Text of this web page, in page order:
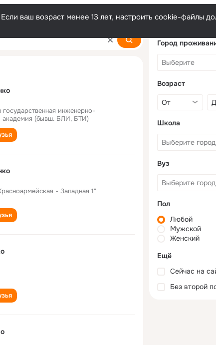
ваш возраст менее 13 лет, настроить cookie-файлы
инженерно-
академия (бывш. БЛИ, БТИ)
- Западная 1"
Город
Возраст
Школа
Вуз
Пол
Любой
Мужской
Женский
Ещё
Сейчас на
Без второй